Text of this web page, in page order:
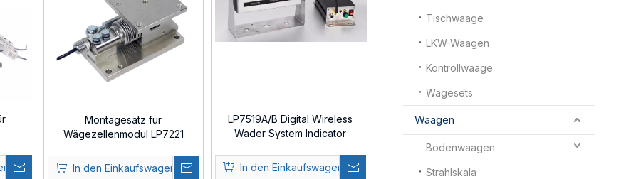
Montagesatz für
Wägezellenmodul LP7221
In den Einkaufswagen
LP7519A/B Digital Wireless
Wader System Indicator
In den Einkaufswagen
Tischwaage
LKW-Waagen
Kontrollwaage
Wägesets
Waagen
Bodenwaagen
Strahlskala